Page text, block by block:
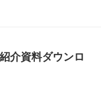
介資料ダウンロ